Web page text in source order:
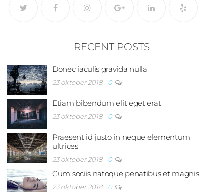
RECENT POSTS
Donec iaculis gravida nulla
23 oktober 2018 0
Etiam bibendum elit eget erat
23 oktober 2018 0
Praesent id justo in neque elementum
ultrices
23 oktober 2018 0
Cum sociis natoque penatibus et magnis
23 oktober 2018 0